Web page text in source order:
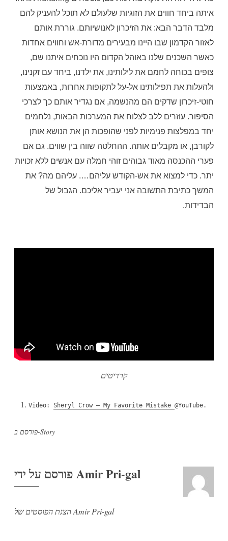
איתה ביחד חווים את הזוגיות שלעולם לא תוכל להעניק להם
מלבד הדבר הבא: את הזיכרון לאנושיותם. גוררת אותם
לאזור הקדמון שבו היינו מבעירים מדורת-אש וחווים אחדות
כאשר השכנים שלנו באוהל הקדום היו נוכחים איתנו שם,
צופים בכוחה לחמם את לילותינו, את ילדנו, ביחד עם זקנינו,
ולהעלות את תפילותינו אל-על לתקופות אחרות, באמצעות
חוטי-זיכרון שדקים הם מהנשמה, אם נגדיר אותם כך לצרכי
הסיפור. עוזרים ללב לצלוח את המערכות הבאות, נלחמים
יחד במפלצות פנימיות לפני שהופכות הן את הנושא אותן
לקורבן, או מקבלים אותה. ההחלטה שווה בין שווים. גם אם
פערי ההכנסה מאוד גבוהים זוהי חמלה עם אנשים ללא זכויות
יתר. כדי למצוא את אש-הקודש עליהם…. עליהם מה? את
המשך כתיבת התשובה אני יעביר אליכם. הגבול של
הבדידות.
קרדיטים
Video: Sheryl Crow – My Favorite Mistake @YouTube.
פורסם ב-Story
Amir Pri-gal
הצגת הפוסטים של Amir Pri-gal